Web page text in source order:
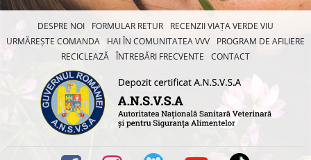
DESPRE NOI FORMULAR RETUR
RECENZII VIAȚA VERDE VIU
URMĂREȘTE COMANDA
HAI ÎN COMUNITATEA VVV
PROGRAM DE AFILIERE
RECICLEAZĂ ÎNTREBĂRI FRECVENTE CONTACT